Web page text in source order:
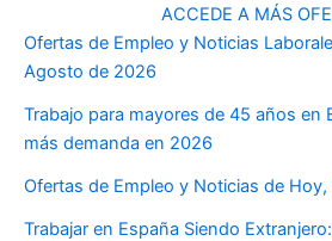
ACCEDE A MÁS
Ofertas de Empleo y Noticias
Agosto de 2026
Trabajo para mayores de 45 años en
más demanda en 2026
Ofertas de Empleo y Noticias de
Trabajar en España Siendo